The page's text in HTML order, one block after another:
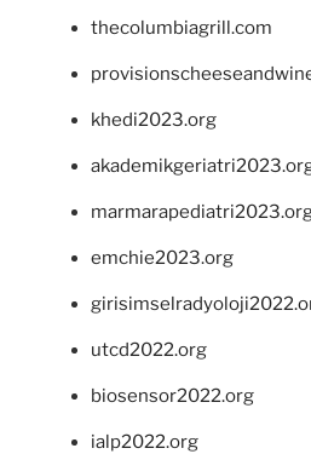
thecolumbiagrill.com
khedi2023.org
emchie2023.org
utcd2022.org
biosensor2022.org
ialp2022.org